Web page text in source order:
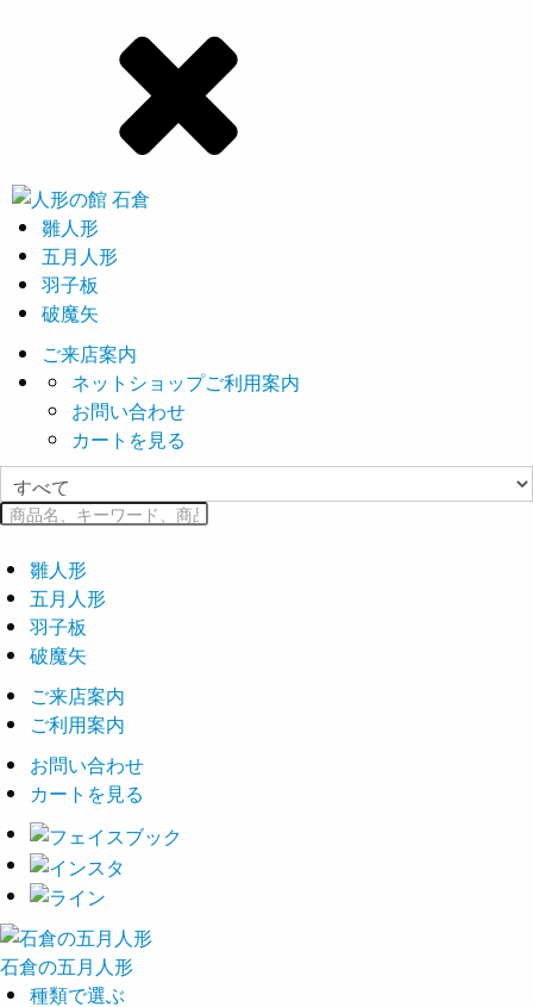
雛人形
五月人形
羽子板
破魔矢
ご来店案内
ネットショップご利用案内
お問い合わせ
カートを見る
雛人形
五月人形
羽子板
破魔矢
ご来店案内
ご利用案内
お問い合わせ
カートを見る
石倉の五月 人形
種類で選ぶ